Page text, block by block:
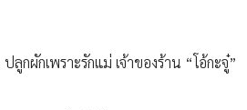
กผักเพราะรักแม่ เจ้าของร้าน “โอ้กะจู๋”